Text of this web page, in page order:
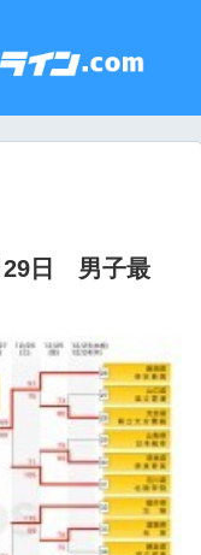
29日 男子最